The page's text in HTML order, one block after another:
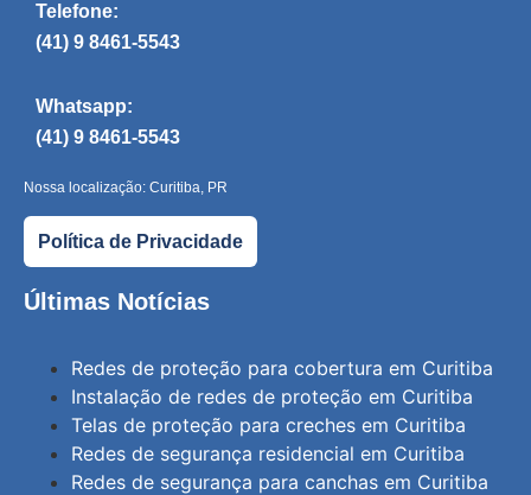
Telefone:
(41) 9 8461-5543
Whatsapp:
(41) 9 8461-5543
Nossa localização: Curitiba, PR
Política de Privacidade
Últimas Notícias
Redes de proteção para cobertura em Curitiba
Instalação de redes de proteção em Curitiba
Telas de proteção para creches em Curitiba
Redes de segurança residencial em Curitiba
Redes de segurança para canchas em Curitiba